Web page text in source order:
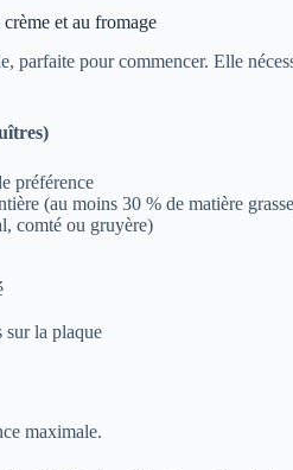
et au fromage
parfaite pour commencer. Elle
préférence
(au moins 30 % de matière
comté ou gruyère)
sur la plaque
maximale.